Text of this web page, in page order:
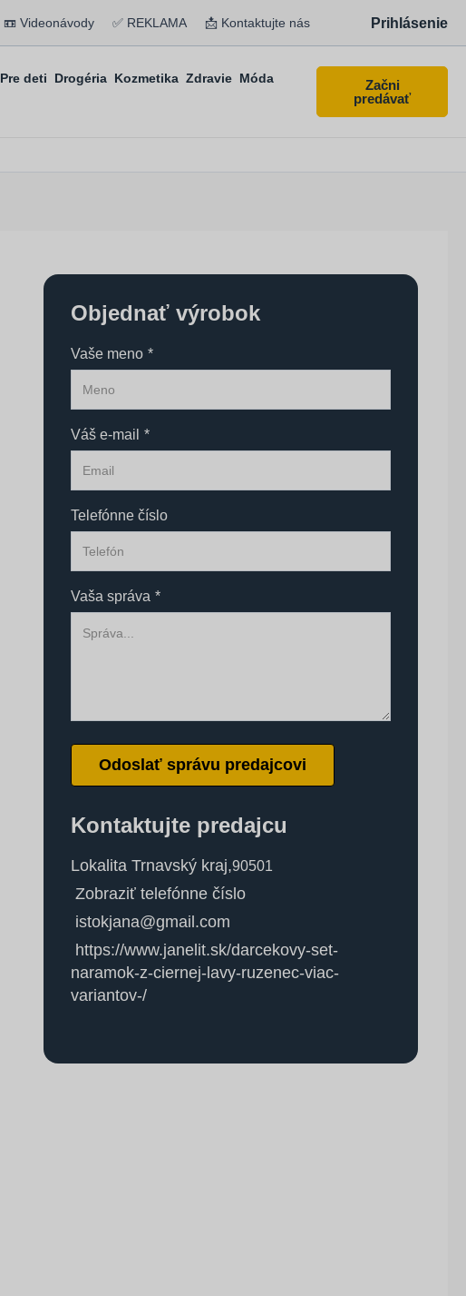
📼 Videonávody ✅ REKLAMA 📩 Kontaktujte nás Prihlásenie
Pre deti Drogéria Kozmetika Zdravie Móda
Začni
predávať
Kontaktujte predajcu
Lokalita Trnavský kraj,90501
Zobraziť telefónne číslo
istokjana@gmail.com
https://www.janelit.sk/darcekovy-set-
naramok-z-ciernej-lavy-ruzenec-viac-
variantov-/
Objednať výrobok
Vaše meno *
Váš e-mail *
Telefónne číslo
Vaša správa *
Odoslať správu predajcovi